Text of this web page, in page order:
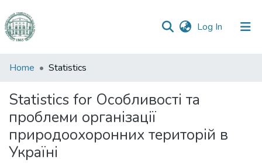
Log In (current)
Communities
Collections
All of DSpace
Home Statistics
Statistics for Особливості та
проблеми організації
природоохоронних територій в
Україні